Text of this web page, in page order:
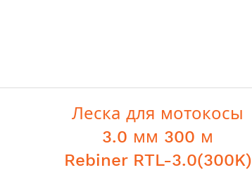
Леска для мотокосы
3.0 мм 300 м
Rebiner RTL-3.0(300K)